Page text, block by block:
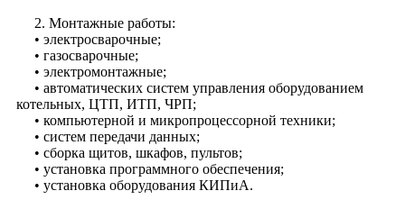
2. Монтажные работы:
• электросварочные;
• газосварочные;
• электромонтажные;
• автоматических систем управления оборудованием
котельных, ЦТП, ИТП, ЧРП;
• компьютерной и микропроцессорной техники;
• систем передачи данных;
• сборка щитов, шкафов, пультов;
• установка программного обеспечения;
• установка оборудования КИПиА.